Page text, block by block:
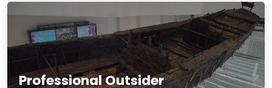
Professional Outsider